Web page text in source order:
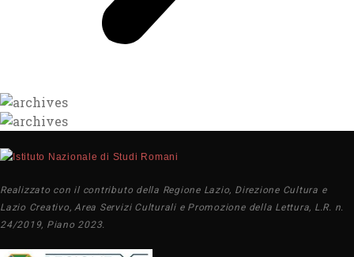
Realizzato con il contributo della Regione Lazio, Direzione Cultura e
Lazio Creativo, Area Servizi Culturali e Promozione della Lettura, L.R. n.
24/2019, Piano 2023.